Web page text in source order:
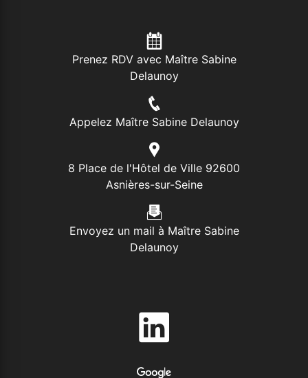
Prenez RDV avec Maître Sabine
Delaunoy
Appelez Maître Sabine Delaunoy
8 Place de l'Hôtel de Ville 92600
Asnières-sur-Seine
Envoyez un mail à Maître Sabine
Delaunoy